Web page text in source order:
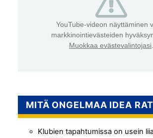
YouTube-videon näyttäminen
markkinointievästeiden
Muokkaa evästevalintojasi
MITÄ ONGELMAA IDEA
Klubien tapahtumissa on usein